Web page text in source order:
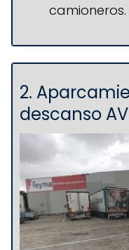
camioneros.
2.
descanso